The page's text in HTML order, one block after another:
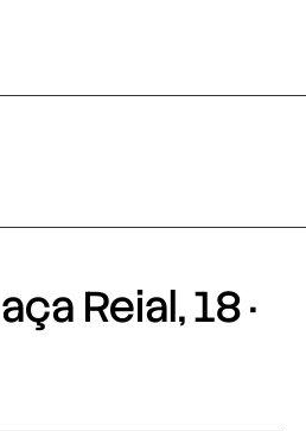
Reial, 18 ·